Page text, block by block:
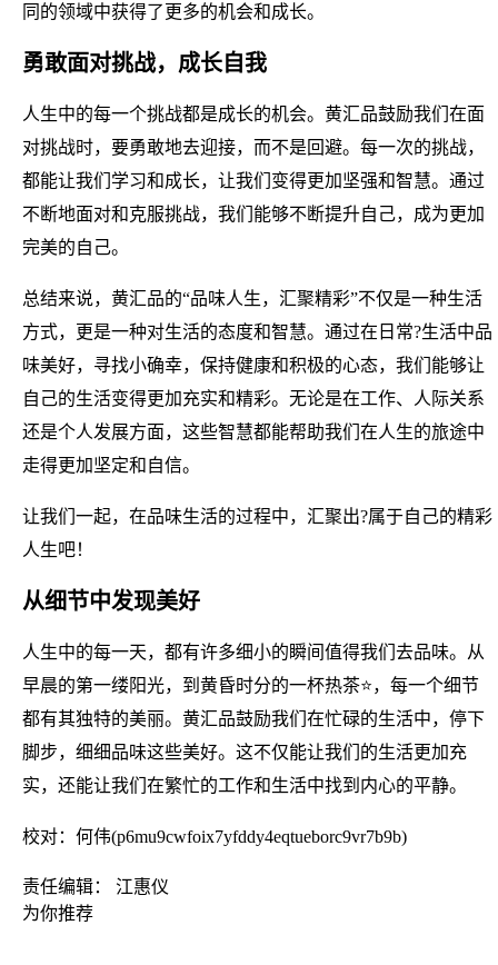
同的领域中获得了更多的机会和成长。
勇敢面对挑战，成长自我
人生中的每一个挑战都是成长的机会。黄汇品鼓励我们在面
对挑战时，要勇敢地去迎接，而不是回避。每一次的挑战，
都能让我们学习和成长，让我们变得更加坚强和智慧。通过
不断地面对和克服挑战，我们能够不断提升自己，成为更加
完美的自己。
总结来说，黄汇品的“品味人生，汇聚精彩”不仅是一种生活
方式，更是一种对生活的态度和智慧。通过在日常?生活中品
味美好，寻找小确幸，保持健康和积极的心态，我们能够让
自己的生活变得更加充实和精彩。无论是在工作、人际关系
还是个人发展方面，这些智慧都能帮助我们在人生的旅途中
走得更加坚定和自信。
让我们一起，在品味生活的过程中，汇聚出?属于自己的精彩
人生吧！
从细节中发现美好
人生中的每一天，都有许多细小的瞬间值得我们去品味。从
早晨的第一缕阳光，到黄昏时分的一杯热茶⭐，每一个细节
都有其独特的美丽。黄汇品鼓励我们在忙碌的生活中，停下
脚步，细细品味这些美好。这不仅能让我们的生活更加充
实，还能让我们在繁忙的工作和生活中找到内心的平静。
校对：何伟(p6mu9cwfoix7yfddy4eqtueborc9vr7b9b)
责任编辑： 江惠仪
为你推荐